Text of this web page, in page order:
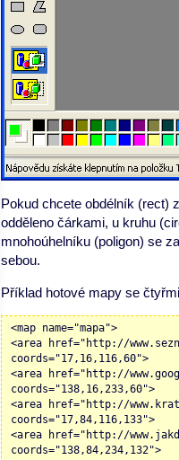
Pokud chcete obdélník (rect)
odděleno čárkami, u kruhu
mnohoúhelníku (poligon) se
sebou.
Příklad hotové mapy se
<map name="mapa">
<area href="http://
coords="17,16,116,60">
<area href="http://
coords="138,16,233,60">
<area href="http://
coords="17,84,116,133">
<area href="http://
coords="138,84,234,132">